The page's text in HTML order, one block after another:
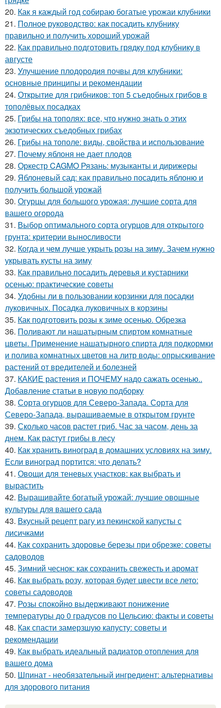
20. Как я каждый год собираю богатые урожаи клубники
21. Полное руководство: как посадить клубнику
правильно и получить хороший урожай
22. Как правильно подготовить грядку под клубнику в
августе
23. Улучшение плодородия почвы для клубники:
основные принципы и рекомендации
24. Открытие для грибников: топ 5 съедобных грибов в
тополёвых посадках
25. Грибы на тополях: все, что нужно знать о этих
экзотических съедобных грибах
26. Грибы на тополе: виды, свойства и использование
27. Почему яблоня не дает плодов
28. Оркестр CAGMO Рязань: музыканты и дирижеры
29. Яблоневый сад: как правильно посадить яблоню и
получить большой урожай
30. Огурцы для большого урожая: лучшие сорта для
вашего огорода
31. Выбор оптимального сорта огурцов для открытого
грунта: критерии выносливости
32. Когда и чем лучше укрыть розы на зиму. Зачем нужно
укрывать кусты на зиму
33. Как правильно посадить деревья и кустарники
осенью: практические советы
34. Удобны ли в пользовании корзинки для посадки
луковичных. Посадка луковичных в корзины
35. Как подготовить розы к зиме осенью. Обрезка
36. Поливают ли нашатырным спиртом комнатные
цветы. Применение нашатырного спирта для подкормки
и полива комнатных цветов на литр воды: опрыскивание
растений от вредителей и болезней
37. КАКИЕ растения и ПОЧЕМУ надо сажать осенью..
Добавление статьи в новую подборку
38. Сорта огурцов для Северо-Запада. Сорта для
Северо-Запада, выращиваемые в открытом грунте
39. Сколько часов растет гриб. Час за часом, день за
днем. Как растут грибы в лесу
40. Как хранить виноград в домашних условиях на зиму.
Если виноград портится: что делать?
41. Овощи для теневых участков: как выбрать и
вырастить
42. Выращивайте богатый урожай: лучшие овощные
культуры для вашего сада
43. Вкусный рецепт рагу из пекинской капусты с
лисичками
44. Как сохранить здоровье березы при обрезке: советы
садоводов
45. Зимний чеснок: как сохранить свежесть и аромат
46. Как выбрать розу, которая будет цвести все лето:
советы садоводов
47. Розы спокойно выдерживают понижение
температуры до 0 градусов по Цельсию: факты и советы
48. Как спасти замерзшую капусту: советы и
рекомендации
49. Как выбрать идеальный радиатор отопления для
вашего дома
50. Шпинат - необязательный ингредиент: альтернативы
для здорового питания